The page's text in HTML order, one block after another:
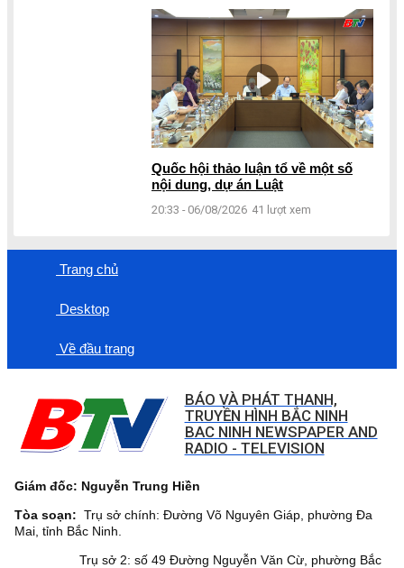
Quốc hội thảo luận tổ về một số
nội dung, dự án Luật
20:33 - 06/08/2026 41 lượt xem
Trang chủ
Desktop
Về đầu trang
BÁO VÀ PHÁT THANH,
TRUYỀN HÌNH BẮC NINH
BAC NINH NEWSPAPER AND
RADIO - TELEVISION
Giám đốc: Nguyễn Trung Hiền
Tòa soạn: Trụ sở chính: Đường Võ Nguyên Giáp, phường Đa
Mai, tỉnh Bắc Ninh.
Trụ sở 2: số 49 Đường Nguyễn Văn Cừ, phường Bắc